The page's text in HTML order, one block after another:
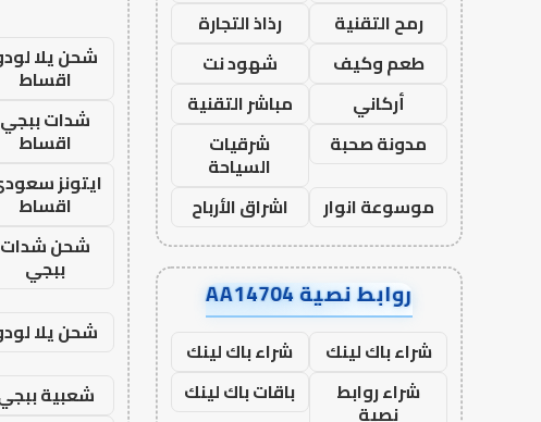
رمح التقنية
رذاذ التجارة
طعم وكيف
شهود نت
أركاني
مباشر التقنية
مدونة صحبة
شرقيات
السياحة
موسوعة انوار
اشراق الأرباح
روابط نصية AA14704
شراء باك لينك
شراء باك لينك
شراء روابط
نصية
باقات باك لينك
شحن يلا
اقساط
شدات ببجي
اقساط
ايتونز
اقساط
شحن شدات
ببجي
شحن يلا
شعبية